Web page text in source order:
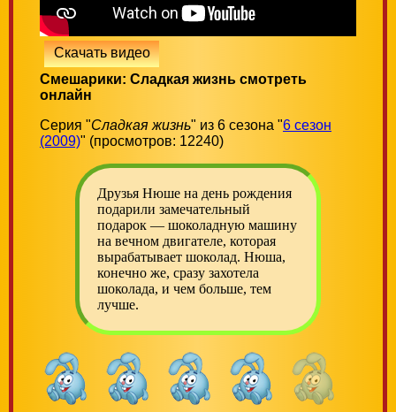
Скачать видео
Смешарики: Сладкая жизнь смотреть
онлайн
Серия "Сладкая жизнь" из 6 сезона "6 сезон
(2009)" (просмотров: 12240)
Друзья Нюше на день рождения
подарили замечательный
подарок — шоколадную машину
на вечном двигателе, которая
вырабатывает шоколад. Нюша,
конечно же, сразу захотела
шоколада, и чем больше, тем
лучше.